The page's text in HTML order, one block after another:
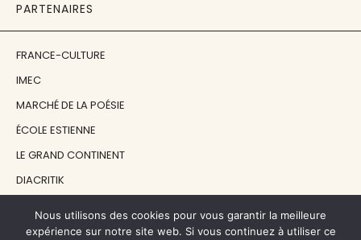
PARTENAIRES
FRANCE-CULTURE
IMEC
MARCHÉ DE LA POÉSIE
ÉCOLE ESTIENNE
LE GRAND CONTINENT
DIACRITIK
Nous utilisons des cookies pour vous garantir la meilleure
expérience sur notre site web. Si vous continuez à utiliser ce